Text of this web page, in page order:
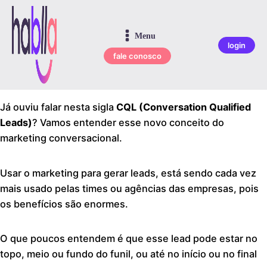
Menu
fale conosco
login
Já ouviu falar nesta sigla CQL (Conversation Qualified
Leads)? Vamos entender esse novo conceito do
marketing conversacional.
Usar o marketing para gerar leads, está sendo cada vez
mais usado pelas times ou agências das empresas, pois
os benefícios são enormes.
O que poucos entendem é que esse lead pode estar no
topo, meio ou fundo do funil, ou até no início ou no final